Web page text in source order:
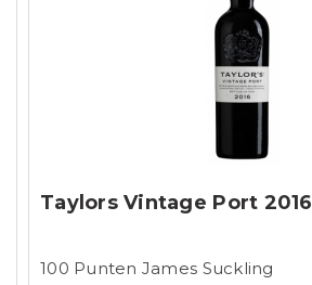
Taylors Vintage Port 2016
100 Punten James Suckling